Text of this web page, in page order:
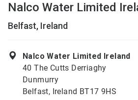
Nalco Water Limited
Belfast, Ireland
Nalco Water Limited Ireland
40 The Cutts Derriaghy
Dunmurry
Belfast, Ireland BT17 9HS